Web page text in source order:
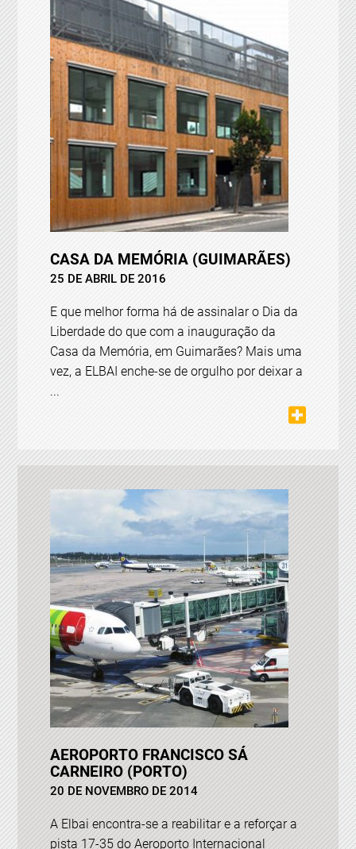
CASA DA MEMÓRIA (GUIMARÃES)
25 DE ABRIL DE 2016
E que melhor forma há de assinalar o ‪Dia da
Liberdade do que com a inauguração da
Casa da Memória, em Guimarães? Mais uma
vez, a ELBAI enche-se de orgulho por deixar a
...
AEROPORTO FRANCISCO SÁ
CARNEIRO (PORTO)
20 DE NOVEMBRO DE 2014
A Elbai encontra-se a reabilitar e a reforçar a
pista 17-35 do Aeroporto Internacional